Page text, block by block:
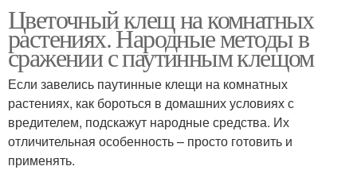
Цветочный клещ на комнатных
растениях. Народные методы в
сражении с паутинным клещом
Если завелись паутинные клещи на комнатных
растениях, как бороться в домашних условиях с
вредителем, подскажут народные средства. Их
отличительная особенность – просто готовить и
применять.